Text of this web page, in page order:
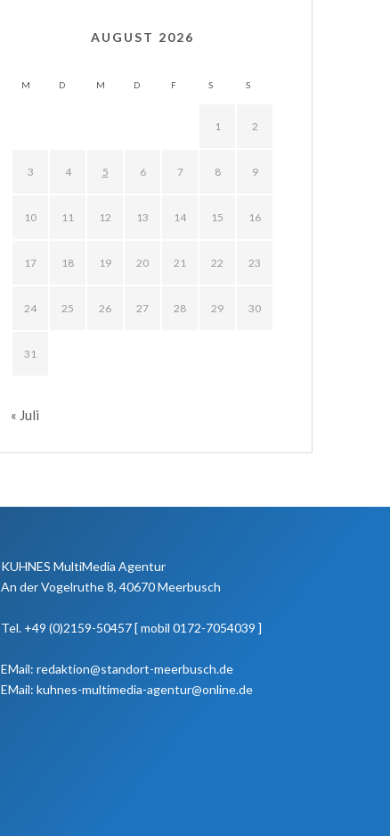
AUGUST 2026
M D M D F S S
1 2
3 4 5 6 7 8 9
10 11 12 13 14 15 16
17 18 19 20 21 22 23
24 25 26 27 28 29 30
31
« Juli
KUHNES MultiMedia Agentur
An der Vogelruthe 8, 40670 Meerbusch
Tel. +49 (0)2159-50457 [ mobil 0172-7054039 ]
EMail: redaktion@standort-meerbusch.de
EMail: kuhnes-multimedia-agentur@online.de